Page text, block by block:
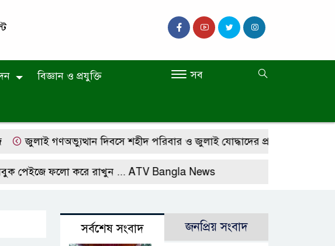
বিজ্ঞান ও প্রযুক্তি সব
গণঅভ্যুত্থান দিবসে শহীদ পরিবার ও জুলাই যোদ্ধাদের প্রতি অধ্যাপক ডা. মো.
ফলো করে রাখুন ...ATV Bangla News
সর্বশেষ সংবাদ জনপ্রিয় সংবাদ